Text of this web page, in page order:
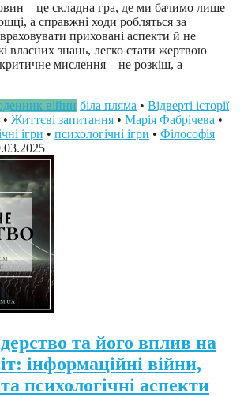
– це складна гра, де ми бачимо лише
а справжні ходи робляться за
приховані аспекти й не
власних знань, легко стати жертвою
мислення – не розкіш, а
війни біла пляма • Відверті історії
• Життєві запитання • Марія Фабрічева •
ігри • психологічні ігри • Філософія
та його вплив на
інформаційні війни,
психологічні аспекти